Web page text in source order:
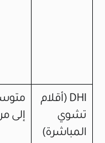
DHI (أقلام
تشوي
المباشرة)
إلى